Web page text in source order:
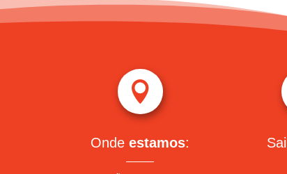

Ondeestamos: